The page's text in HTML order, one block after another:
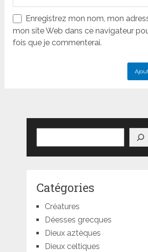
Enregistrez mon nom, mon
mon site Web dans ce navigateur
fois que je commenterai.
Catégories
Créatures
Déesses grecques
Dieux aztèques
Dieux celtiques